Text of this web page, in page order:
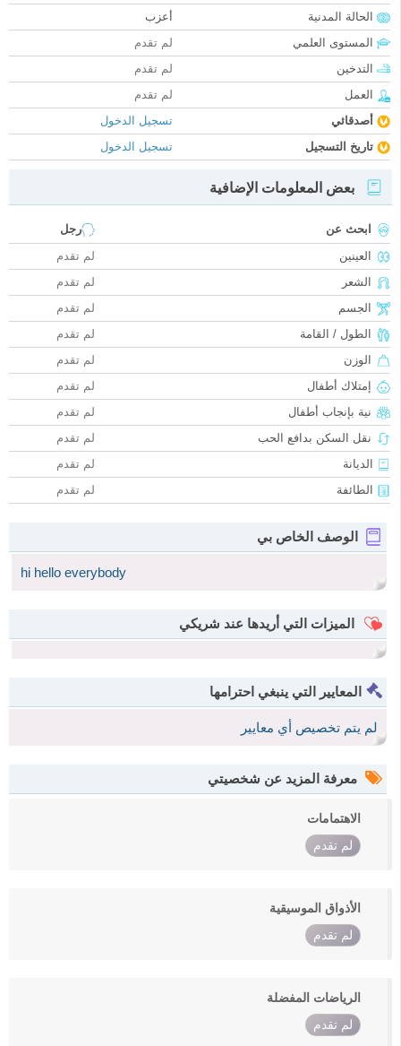
الحالة المدنية
أعزب
المستوى العلمي
لم تقدم
التدخين
لم تقدم
العمل
لم تقدم
أصدقائي
تسجيل الدخول
تاريخ التسجيل
تسجيل الدخول
بعض المعلومات الإضافية
ابحث عن
رجل
العينين
لم تقدم
الشعر
لم تقدم
الجسم
لم تقدم
الطول / القامة
لم تقدم
الوزن
لم تقدم
إمتلاك أطفال
لم تقدم
نية بإنجاب أطفال
لم تقدم
نقل السكن بدافع الحب
لم تقدم
الديانة
لم تقدم
الطائفة
لم تقدم
الوصف الخاص بي
hi hello everybody
الميزات التي أريدها عند شريكي
المعايير التي ينبغي احترامها
لم يتم تخصيص أي معايير
معرفة المزيد عن شخصيتي
الاهتمامات
لم تقدم
الأذواق الموسيقية
لم تقدم
الرياضات المفضلة
لم تقدم